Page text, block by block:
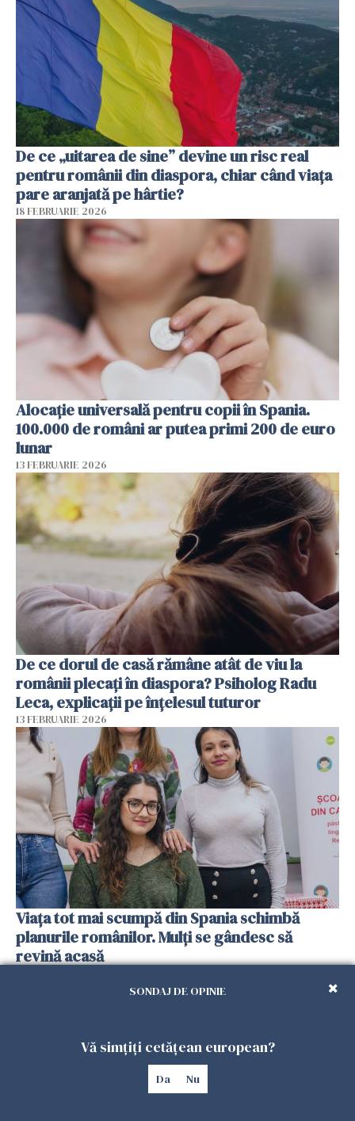
De ce „uitarea de sine” devine un risc real
pentru românii din diaspora, chiar când viața
pare aranjată pe hârtie?
18 FEBRUARIE 2026
Alocație universală pentru copii în Spania.
100.000 de români ar putea primi 200 de euro
lunar
13 FEBRUARIE 2026
De ce dorul de casă rămâne atât de viu la
românii plecați în diaspora? Psiholog Radu
Leca, explicații pe înțelesul tuturor
13 FEBRUARIE 2026
Viața tot mai scumpă din Spania schimbă
planurile românilor. Mulți se gândesc să
revină acasă
SONDAJ DE OPINIE
Vă simțiți cetățean european?
Da Nu